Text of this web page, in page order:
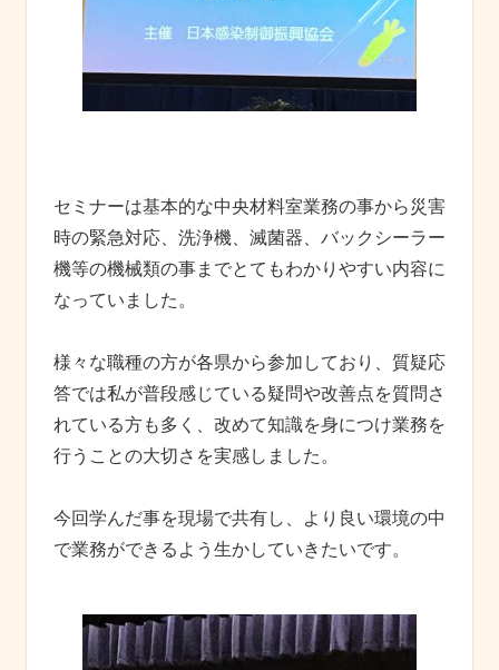
セミナーは基本的な中央材料室業務の事から災害
時の緊急対応、洗浄機、滅菌器、バックシーラー
機等の機械類の事までとてもわかりやすい内容に
なっていました。
様々な職種の方が各県から参加しており、質疑応
答では私が普段感じている疑問や改善点を質問さ
れている方も多く、改めて知識を身につけ業務を
行うことの大切さを実感しました。
今回学んだ事を現場で共有し、より良い環境の中
で業務ができるよう生かしていきたいです。